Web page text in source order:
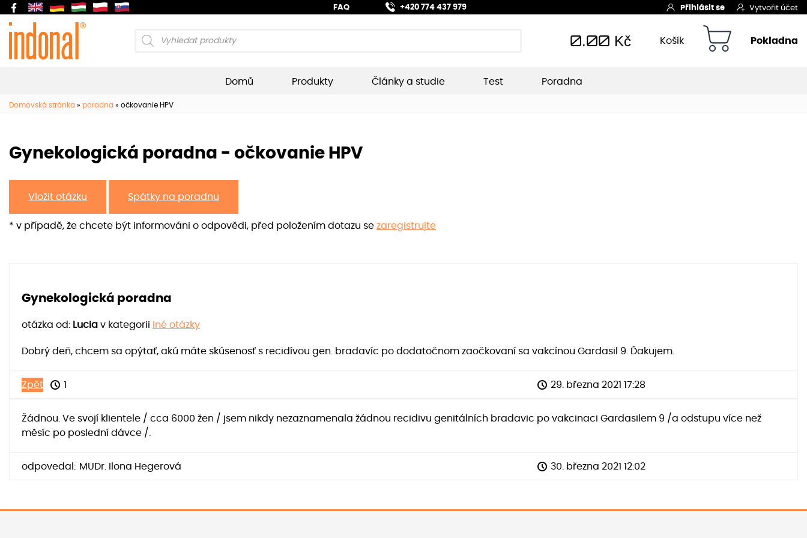
FAQ +420 774 437 979 Přihlásit se Vytvořit účet
Products
0.00 Kč Košík Pokladna
Domů Produkty Články a studie Test Poradna
Domovská stránka » poradna » očkovanie HPV
Gynekologická poradna - očkovanie HPV
Vložit otázku Spátky na poradnu
* v případě, že chcete být informováni o odpovědi, před položením dotazu se zaregistrujte
Gynekologická poradna
otázka od: Lucia v kategorii Iné otázky
Dobrý deň, chcem sa opýtať, akú máte skúsenosť s recidívou gen. bradavíc po dodatočnom zaočkovaní sa vakcínou Gardasil 9. Ďakujem.
Zpět 1 29. března 2021 17:28
Žádnou. Ve svojí klientele / cca 6000 žen / jsem nikdy nezaznamenala žádnou recidivu genitálních bradavic po vakcinaci Gardasilem 9 /a odstupu více než
měsíc po poslední dávce /.
odpovedal: MUDr. Ilona Hegerová 30. března 2021 12:02